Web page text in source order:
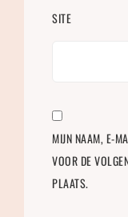
SITE
MIJN NAAM, E-
VOOR DE
PLAATS.